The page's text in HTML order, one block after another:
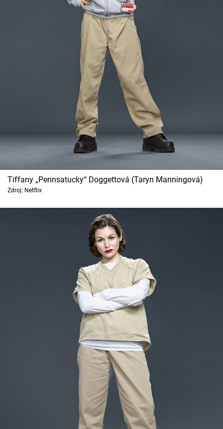
Tiffany „Pennsatucky“ Doggettová (Taryn Manningová)
Zdroj: Netflix